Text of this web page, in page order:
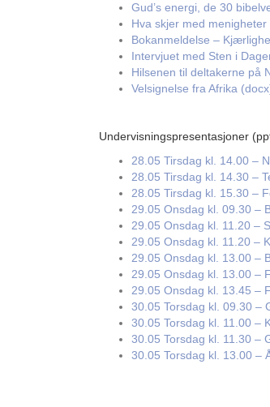
Gud’s energi, de 30
Hva skjer med
Bokanmeldelse –
Intervjuet med Sten i
Hilsenen til deltakerne på
Velsignelse fra Afrika
Undervisningspresentasjoner
28.05 Tirsdag kl. 14.00 –
28.05 Tirsdag kl. 14.30 –
28.05 Tirsdag kl. 15.30 –
29.05 Onsdag kl. 09.30 –
29.05 Onsdag kl. 11.20 –
29.05 Onsdag kl. 11.20 –
29.05 Onsdag kl. 13.00 –
29.05 Onsdag kl. 13.00 –
29.05 Onsdag kl. 13.45 –
30.05 Torsdag kl. 09.30 –
30.05 Torsdag kl. 11.00 –
30.05 Torsdag kl. 11.30 –
30.05 Torsdag kl. 13.00 –